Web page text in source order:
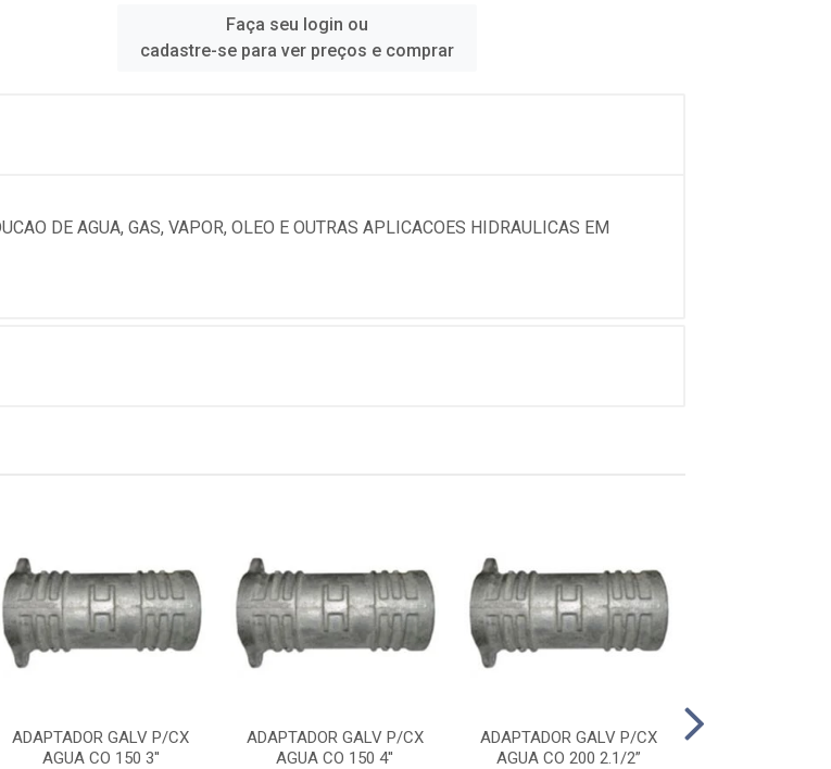
Faça seu login ou
cadastre-se para ver preços e comprar
DE AGUA, GAS, VAPOR, OLEO E OUTRAS APLICACOES HIDRAULICAS EM
ADAPTADOR GALV P/CX
AGUA CO 150 3''
ADAPTADOR GALV P/CX
AGUA CO 150 4''
ADAPTADOR GALV P/CX
AGUA CO 200 2.1/2”